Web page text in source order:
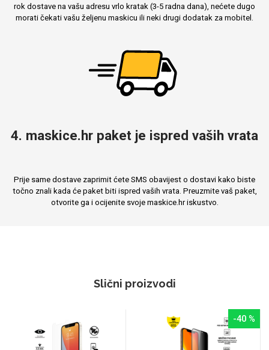
rok dostave na vašu adresu vrlo kratak (3-5 radna dana), nećete dugo
morati čekati vašu željenu maskicu ili neki drugi dodatak za mobitel.
4. maskice.hr paket je ispred vaših vrata
Prije same dostave zaprimit ćete SMS obavijest o dostavi kako biste
točno znali kada će paket biti ispred vaših vrata. Preuzmite vaš paket,
otvorite ga i ocijenite svoje maskice.hr iskustvo.
Slični proizvodi
-40 %